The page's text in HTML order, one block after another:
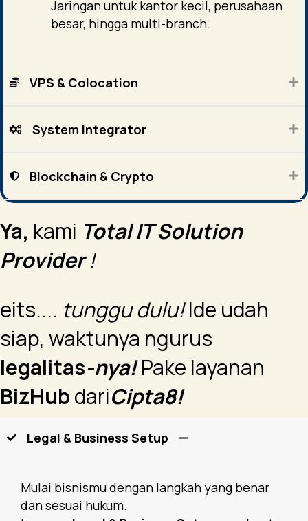
Jaringan untuk kantor kecil, perusahaan
besar, hingga multi-branch.
VPS & Colocation
System Integrator
Blockchain & Crypto
Ya, kami Total IT Solution
Provider!
eits.... tunggu dulu!Ide udah
siap, waktunya ngurus
legalitas-nya!Pake layanan
BizHubdariCipta8!
Legal & Business Setup
Mulai bisnismu dengan langkah yang benar
dan sesuai hukum.